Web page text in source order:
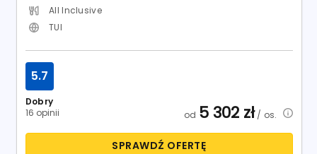
All Inclusive
TUI
Dobry
16 opinii
5.7
od 5 302 zł/ os.
SPRAWDŹ OFERTĘ